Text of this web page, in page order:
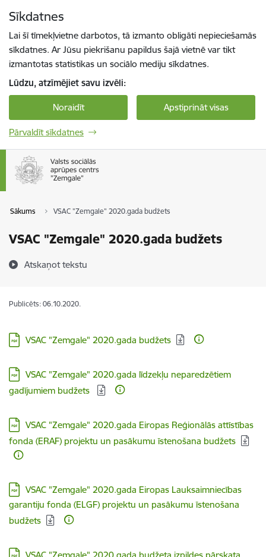
Sīkdatnes
Lai šī tīmekļvietne darbotos, tā izmanto obligāti nepieciešamās
sīkdatnes. Ar Jūsu piekrišanu papildus šajā vietnē var tikt
izmantotas statistikas un sociālo mediju sīkdatnes.
Lūdzu, atzīmējiet savu izvēli:
Noraidīt Apstiprināt visas
Pārvaldīt sīkdatnes
Sākums VSAC "Zemgale" 2020.gada budžets
VSAC "Zemgale" 2020.gada budžets
Atskaņot tekstu
Publicēts: 06.10.2020.
Lejupielādēt:
VSAC "Zemgale" 2020.gada budžets
Lejupielādēt:
VSAC "Zemgale" 2020.gada līdzekļu neparedzētiem
gadījumiem budžets
Lejupielādēt:
VSAC "Zemgale" 2020.gada Eiropas Reģionālās attīstības
fonda (ERAF) projektu un pasākumu īstenošana budžets
Lejupielādēt:
VSAC "Zemgale" 2020.gada Eiropas Lauksaimniecības
garantiju fonda (ELGF) projektu un pasākumu īstenošana
budžets
Lejupielādēt: